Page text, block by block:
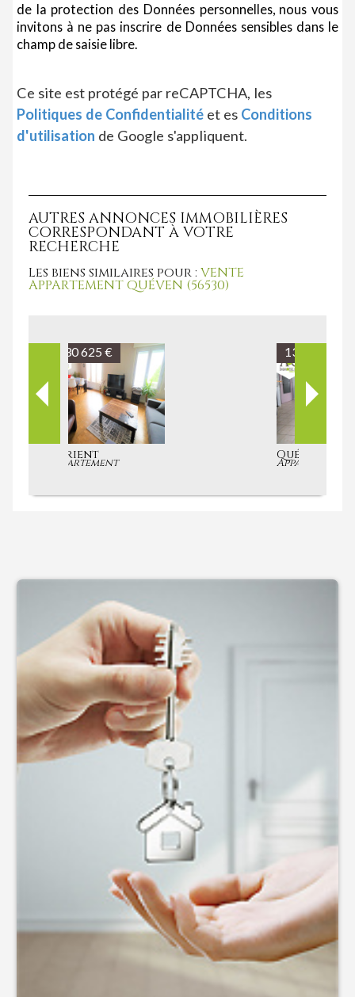
de la protection des Données personnelles, nous vous
invitons à ne pas inscrire de Données sensibles dans le
champ de saisie libre.
Ce site est protégé par reCAPTCHA, les
Politiques de Confidentialité et es Conditions
d'utilisation de Google s'appliquent.
AUTRES ANNONCES IMMOBILIÈRES
CORRESPONDANT À VOTRE
RECHERCHE
Les biens similaires pour : VENTE
APPARTEMENT QUÉVEN (56530)
135 850 €